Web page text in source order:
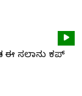
ಈ ಸಲಾನು ಕಪ್